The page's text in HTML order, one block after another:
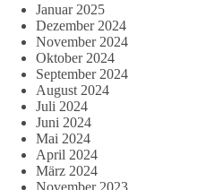
Januar 2025
Dezember 2024
November 2024
Oktober 2024
September 2024
August 2024
Juli 2024
Juni 2024
Mai 2024
April 2024
März 2024